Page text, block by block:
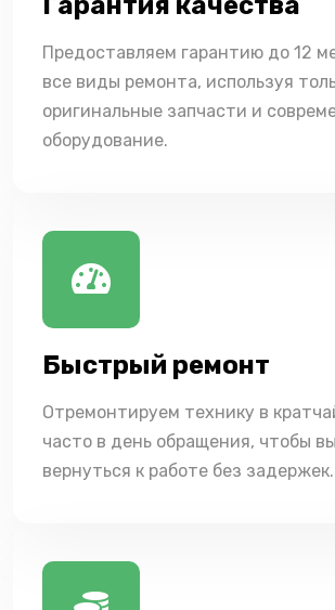
Предоставляем гарантию до 12
все виды ремонта, используя
оригинальные запчасти и
оборудование.
Быстрый ремонт
Отремонтируем технику в
часто в день обращения, чтобы
вернуться к работе без задержек.